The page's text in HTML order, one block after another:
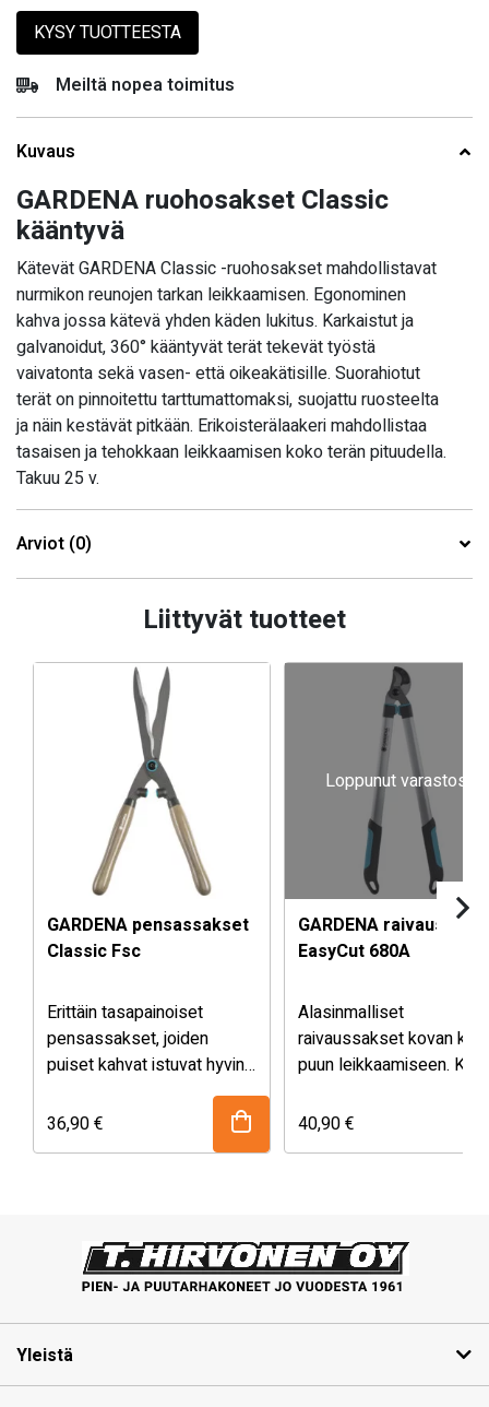
KYSY TUOTTEESTA
Meiltä nopea toimitus
Kuvaus
GARDENA ruohosakset Classic
kääntyvä
Kätevät GARDENA Classic -ruohosakset mahdollistavat
nurmikon reunojen tarkan leikkaamisen. Egonominen
kahva jossa kätevä yhden käden lukitus. Karkaistut ja
galvanoidut, 360° kääntyvät terät tekevät työstä
vaivatonta sekä vasen- että oikeakätisille. Suorahiotut
terät on pinnoitettu tarttumattomaksi, suojattu ruosteelta
ja näin kestävät pitkään. Erikoisterälaakeri mahdollistaa
tasaisen ja tehokkaan leikkaamisen koko terän pituudella.
Takuu 25 v.
Arviot (0)
Liittyvät tuotteet
GARDENA pensassakset
Classic Fsc
Erittäin tasapainoiset
pensassakset, joiden
puiset kahvat istuvat hyvin
käteen. Terävät aaltomaiset
terät leikkaavat tarkasti ja
36,90€
Loppunut varastosta
GARDENA
EasyCut 680A
Alasinmalliset
raivaussakset kovan
puun leikkaamiseen.
vipumekanismi säästää
mm. Alumiinivarret.
40,90€
Yleistä